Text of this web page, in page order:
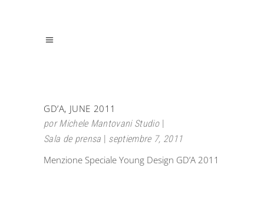
GD’A, JUNE 2011
porMichele Mantovani Studio
Sala de prensa
septiembre 7, 2011
Menzione Speciale Young Design GD’A 2011